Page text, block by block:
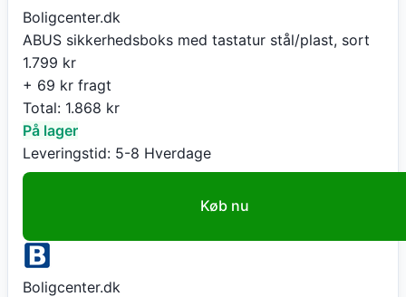
Boligcenter.dk
ABUS sikkerhedsboks med tastatur stål/plast, sort
1.799 kr
+ 69 kr fragt
Total: 1.868 kr
På lager
Leveringstid: 5-8 Hverdage
Køb nu
Boligcenter.dk